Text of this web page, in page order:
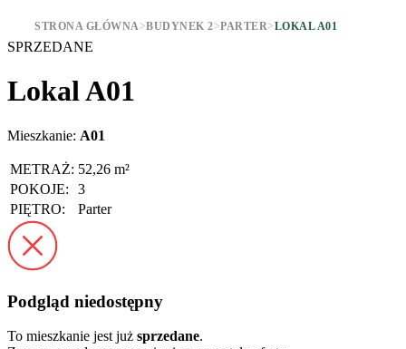
STRONA GŁÓWNA>BUDYNEK 2>PARTER>LOKAL A01
SPRZEDANE
Lokal A01
Mieszkanie: A01
METRAŻ: 52,26 m²
POKOJE:
3
PIĘTRO:
Parter
Podgląd niedostępny
To mieszkanie jest już sprzedane.